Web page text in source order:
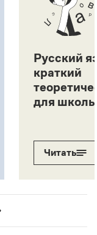
Русский
краткий
для
Читать